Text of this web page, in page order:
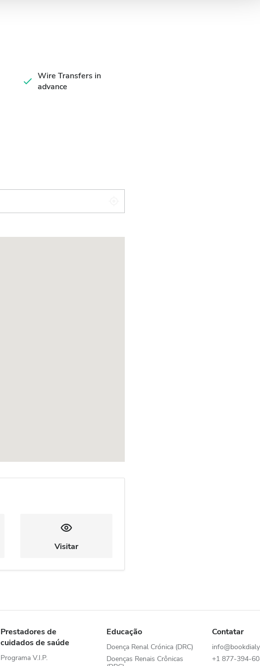
Wire Transfers in
advance
Visitar
Prestadores de
cuidados de saúde
Programa V.I.P.
Educação
Doença Renal Crónica (DRC)
Doenças Renais Crônicas
Contatar
+1 877-394-